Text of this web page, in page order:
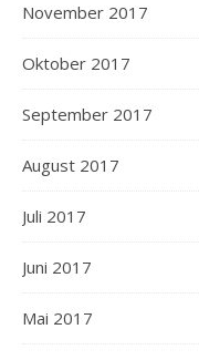
November 2017
Oktober 2017
September 2017
August 2017
Juli 2017
Juni 2017
Mai 2017